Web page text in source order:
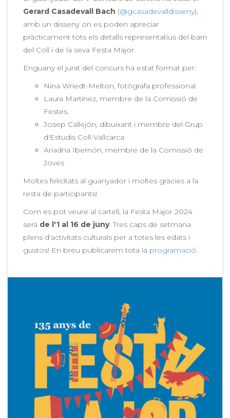
Gerard Casadevall Bach (@gcasadevalldisseny),
amb un disseny on es poden apreciar
pràcticament tots els detalls representatius del barri
del Coll i de la seva Festa Major.
Enguany el jurat del concurs ha estat format per:
Nina Wriedt-Melton, fotògrafa professional.
Laura Martínez, membre de la Comissió de
Festes.
Josep Callejón, dibuixant i membre del Grup
d'Estudis Coll-Vallcarca
Ariadna Ibernón, membre de la Comissió de
Joves
Moltes felicitats al guanyador i moltes gràcies a la
resta de participants!
Com es pot veure al cartell, la Festa Major 2024
serà de l'1 al 16 de juny. Tres caps de setmana
plens d'activitats culturals per a totes les edats i
gustos! En breu publicarem tota la programació.